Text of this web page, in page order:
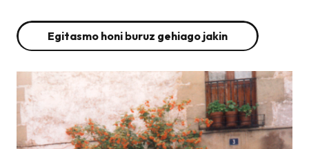
Egitasmo honi buruz gehiago jakin